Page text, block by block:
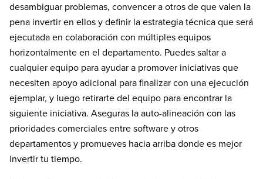
desambiguar problemas, convencer a otros de que valen la
pena invertir en ellos y definir la estrategia técnica que será
ejecutada en colaboración con múltiples equipos
horizontalmente en el departamento. Puedes saltar a
cualquier equipo para ayudar a promover iniciativas que
necesiten apoyo adicional para finalizar con una ejecución
ejemplar, y luego retirarte del equipo para encontrar la
siguiente iniciativa. Aseguras la auto-alineación con las
prioridades comerciales entre software y otros
departamentos y promueves hacia arriba donde es mejor
invertir tu tiempo.